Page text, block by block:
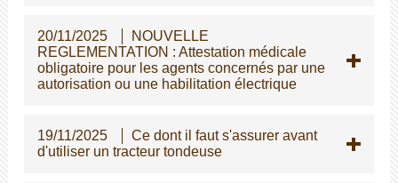
20/11/2025
NOUVELLE
REGLEMENTATION : Attestation médicale
obligatoire pour les agents concernés par une
autorisation ou une habilitation électrique
19/11/2025
Ce dont il faut s'assurer avant
d'utiliser un tracteur tondeuse